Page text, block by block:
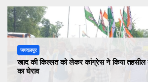
जगदलपुर
खाद की किल्लत को लेकर कांग्रेस ने किया तहसील
का घेराव